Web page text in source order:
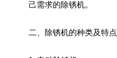
己需求的除锈机。
二、除锈机的种类及特点